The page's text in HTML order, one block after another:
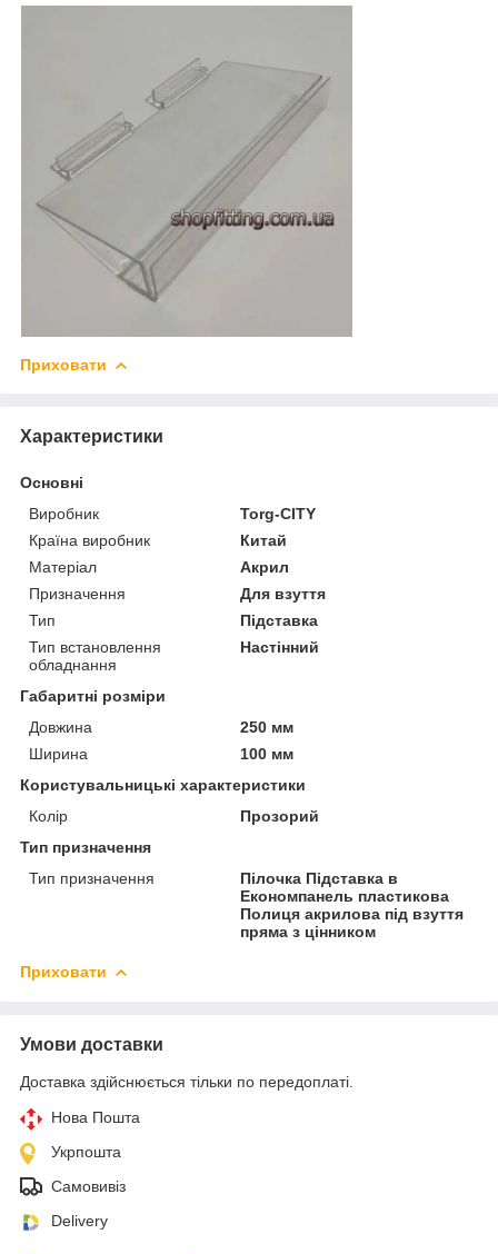
Приховати
Характеристики
Основні
Виробник
Torg-CITY
Країна виробник
Китай
Матеріал
Акрил
Призначення
Для взуття
Тип
Підставка
Тип встановлення
обладнання
Настінний
Габаритні розміри
Довжина
250 мм
Ширина
100 мм
Користувальницькі характеристики
Колір
Прозорий
Тип призначення
Тип призначення
Пілочка Підставка в
Економпанель пластикова
Полиця акрилова під взуття
пряма з цінником
Приховати
Умови доставки
Доставка здійснюється тільки по передоплаті.
Нова Пошта
Укрпошта
Самовивіз
Delivery